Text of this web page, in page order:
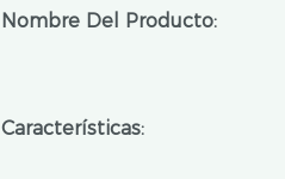
Nombre Del Producto:
Características: